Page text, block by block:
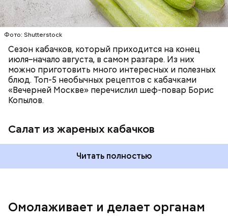
Фото: Shutterstock
Сезон кабачков, который приходится на конец
июля–начало августа, в самом разгаре. Из них
можно приготовить много интересных и полезных
блюд. Топ-5 необычных рецептов с кабачками
«Вечерней Москве» перечислил шеф-повар Борис
Копылов.
Салат из жареных кабачков
Читать полностью
Омолаживает и делает органам
кремний — укрепляет кости, зубы, волосы и
ногти и оказывает омолаживающее действие;
клетчатка — достаточно нежная и забирает
Вред дыни
Фото: Shutterstock